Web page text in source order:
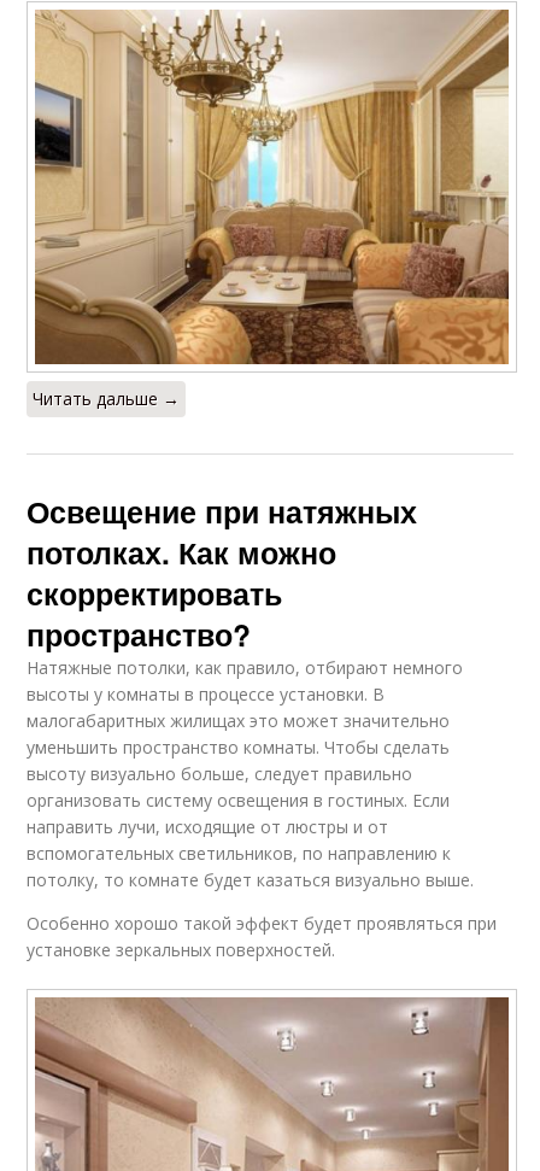
Читать дальше →
Освещение при натяжных
потолках. Как можно
скорректировать
пространство?
Натяжные потолки, как правило, отбирают немного
высоты у комнаты в процессе установки. В
малогабаритных жилищах это может значительно
уменьшить пространство комнаты. Чтобы сделать
высоту визуально больше, следует правильно
организовать систему освещения в гостиных. Если
направить лучи, исходящие от люстры и от
вспомогательных светильников, по направлению к
потолку, то комнате будет казаться визуально выше.
Особенно хорошо такой эффект будет проявляться при
установке зеркальных поверхностей.